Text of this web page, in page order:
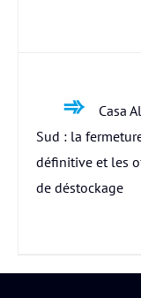
Casa
Sud : la
définitive et les
de déstockage